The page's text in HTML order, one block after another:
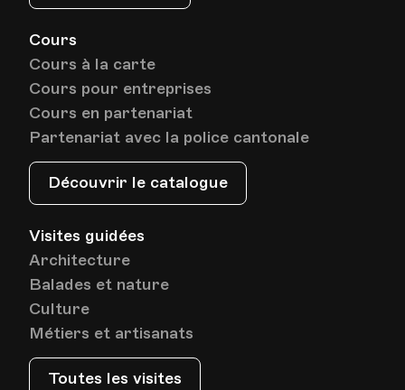
Cours
Cours à la carte
Cours pour entreprises
Cours en partenariat
Partenariat avec la police cantonale
Découvrir le catalogue
Visites guidées
Architecture
Balades et nature
Culture
Métiers et artisanats
Toutes les visites